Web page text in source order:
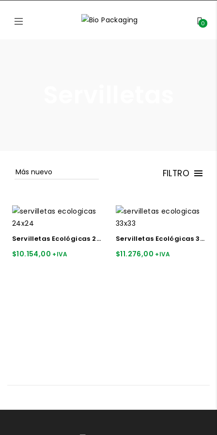
0
FILTRO
Servilletas Ecológicas 24×24 x caja
$10.154,00 +IVA
Servilletas Ecológicas 33×33 500u
$11.276,00 +IVA